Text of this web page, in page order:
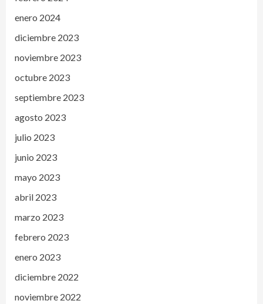
enero 2024
diciembre 2023
noviembre 2023
octubre 2023
septiembre 2023
agosto 2023
julio 2023
junio 2023
mayo 2023
abril 2023
marzo 2023
febrero 2023
enero 2023
diciembre 2022
noviembre 2022